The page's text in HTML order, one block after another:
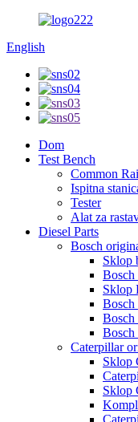
English
Dom
Test Bench
Common
Ispitna
Tester
Alat za
Diesel Parts
Bosch
Sklop
Bosch
Sklop
Bosch
Bosch
Bosch
Caterpillar
Sklop
Sklop